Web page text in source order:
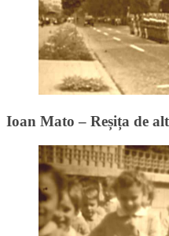
Ioan Mato – Reșița de